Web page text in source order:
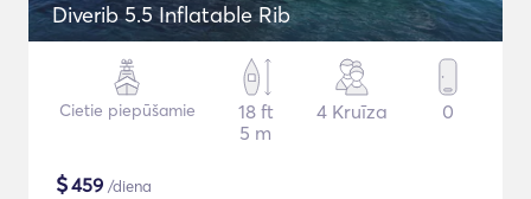
Diverib 5.5 Inflatable Rib
Cietie piepūšamie
18 ft
5 m
4 Kruīza 0
$459 /diena